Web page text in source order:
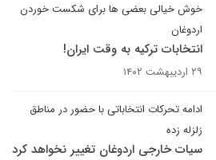
خوش خیالی بعضی ها برای شکست خوردن
اردوغان
انتخابات ترکیه به وقت ایران!
۲۹ اردیبهشت ۱۴۰۲
ادامه تحرکات انتخاباتی با حضور در مناطق
زلزله زده
سیات خارجی اردوغان تغییر نخواهد کرد